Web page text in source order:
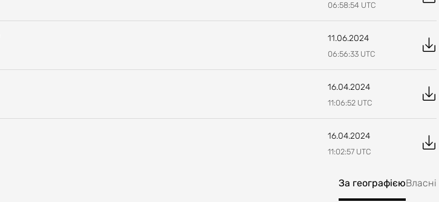
06:58:54 UTC
11.06.2024
06:56:33 UTC
16.04.2024
11:06:52 UTC
16.04.2024
11:02:57 UTC
За географієюВласні